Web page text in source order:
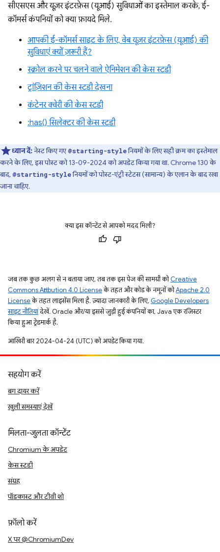
सीएसएस और यूज़र इंटरफ़ेस (यूआई) सुविधाओं का इस्तेमाल करके, ई-
कॉमर्स कंपनियों को क्या फ़ायदे मिले.
आपकी ई-कॉमर्स साइट के लिए, वेब यूज़र इंटरफ़ेस (यूआई) की
सुविधाएं क्यों ज़रूरी हैं?
स्क्रोल करने पर चलने वाले ऐनिमेशन की केस स्टडी
ट्रांज़िशन की केस स्टडी देखना
कंटेनर क्वेरी की केस स्टडी
:has() सिलेक्टर की केस स्टडी
ध्यान दें:नेस्ट किए गए @starting-styleनियमों के लिए सही क्रम का इस्तेमाल
करने के लिए, इस पोस्ट को 13-09-2024 को अपडेट किया गया था. Chrome 130 के
बाद, @starting-styleनियमों को पोस्ट-एंट्री स्टेटस (सामान्य) के एलान के बाद रखा
जाना चाहिए.
क्या इस कॉन्टेंट से आपको मदद मिली?
जब तक कुछ अलग से न बताया जाए, तब तक इस पेज की सामग्री कोCreative
Commons Attribution 4.0 Licenseके तहत और कोड के नमूनों कोApache 2.0
Licenseके तहत लाइसेंस मिला है. ज़्यादा जानकारी के लिए, Google Developers
साइट नीतियांदेखें. Oracle और/या इससे जुड़ी हुई कंपनियों का, Java एक रजिस्टर
किया हुआ ट्रेडमार्क है.
आखिरी बार 2024-04-24 (UTC) को अपडेट किया गया.
सहयोग करें
बग दायर करें
खुली समस्याएं देखें
मिलता-जुलता कॉन्टेंट
Chromium के अपडेट
केस स्टडी
संग्रह
पॉडकास्ट और टीवी शो
फ़ॉलो करें
X पर @ChromiumDev